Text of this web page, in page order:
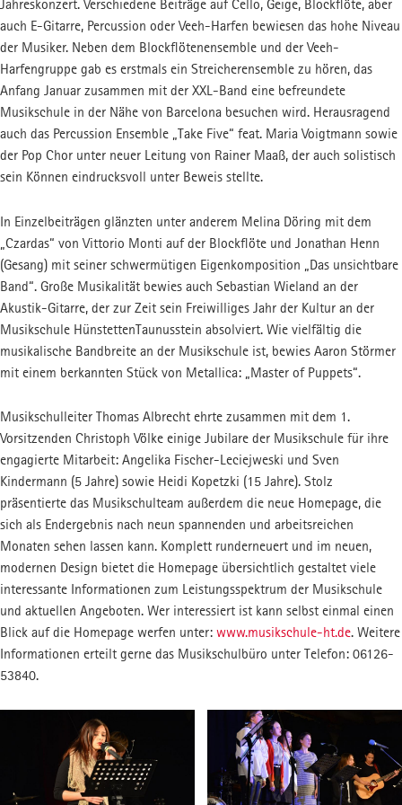
FSJ-STELLE
Freiwilliges Jahr
MUSIKSCHUL-APP
Jahreskonzert. Verschiedene Beiträge auf Cello, Geige, Blockflöte, aber
auch E-Gitarre, Percussion oder Veeh-Harfen bewiesen das hohe Niveau
der Musiker. Neben dem Blockflötenensemble und der Veeh-
Harfengruppe gab es erstmals ein Streicherensemble zu hören, das
Anfang Januar zusammen mit der XXL-Band eine befreundete
Musikschule in der Nähe von Barcelona besuchen wird. Herausragend
auch das Percussion Ensemble „Take Five“ feat. Maria Voigtmann sowie
der Pop Chor unter neuer Leitung von Rainer Maaß, der auch solistisch
sein Können eindrucksvoll unter Beweis stellte.
In Einzelbeiträgen glänzten unter anderem Melina Döring mit dem
„Czardas“ von Vittorio Monti auf der Blockflöte und Jonathan Henn
(Gesang) mit seiner schwermütigen Eigenkomposition „Das unsichtbare
Band“. Große Musikalität bewies auch Sebastian Wieland an der
Akustik-Gitarre, der zur Zeit sein Freiwilliges Jahr der Kultur an der
Musikschule HünstettenTaunusstein absolviert. Wie vielfältig die
musikalische Bandbreite an der Musikschule ist, bewies Aaron Störmer
mit einem berkannten Stück von Metallica: „Master of Puppets“.
Musikschulleiter Thomas Albrecht ehrte zusammen mit dem 1.
Vorsitzenden Christoph Völke einige Jubilare der Musikschule für ihre
engagierte Mitarbeit: Angelika Fischer-Leciejweski und Sven
Kindermann (5 Jahre) sowie Heidi Kopetzki (15 Jahre). Stolz
präsentierte das Musikschulteam außerdem die neue Homepage, die
sich als Endergebnis nach neun spannenden und arbeitsreichen
Monaten sehen lassen kann. Komplett runderneuert und im neuen,
modernen Design bietet die Homepage übersichtlich gestaltet viele
interessante Informationen zum Leistungsspektrum der Musikschule
und aktuellen Angeboten. Wer interessiert ist kann selbst einmal einen
Blick auf die Homepage werfen unter: www.musikschule-ht.de. Weitere
Informationen erteilt gerne das Musikschulbüro unter Telefon: 06126-
53840.